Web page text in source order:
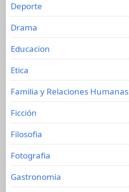
Deporte
Drama
Educacion
Etica
Familia y Relaciones Humanas
Ficción
Filosofia
Fotografia
Gastronomia